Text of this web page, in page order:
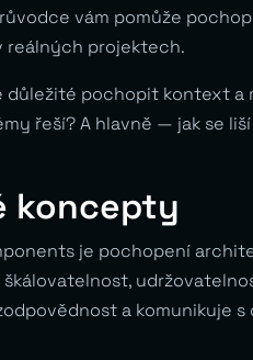
vám pomůže
reálných projektech.
pochopit kontext a
řeší? A hlavně — jak se
koncepty
je pochopení
a komunikuje